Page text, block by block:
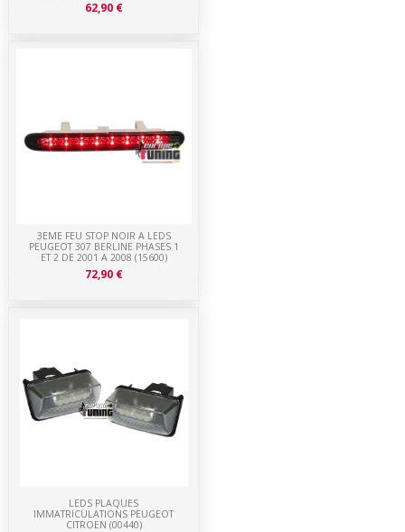
LEDS PLAQUES
IMMATRICULATIONS PEUGEOT
CITROEN (00440)
3EME FEU STOP NOIR A LEDS
PEUGEOT 307 BERLINE PHASES 1
ET 2 DE 2001 A 2008 (15600)
72,90 €
62,90 €